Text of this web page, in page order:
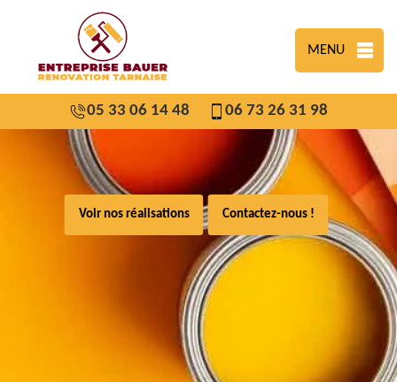
MENU
05 33 06 14 48 06 73 26 31 98
Voir nos réalisations Contactez-nous !